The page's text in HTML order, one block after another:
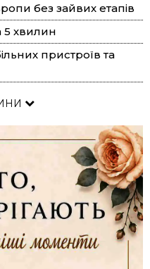
без зайвих етапів
5 хвилин
пристроїв та